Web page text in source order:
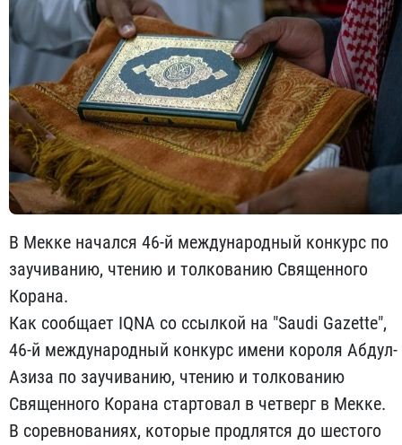
В Мекке начался 46-й международный конкурс по
заучиванию, чтению и толкованию Священного
Корана.
Как сообщает IQNA со ссылкой на "Saudi Gazette",
46-й международный конкурс имени короля Абдул-
Азиза по заучиванию, чтению и толкованию
Священного Корана стартовал в четверг в Мекке.
В соревнованиях, которые продлятся до шестого